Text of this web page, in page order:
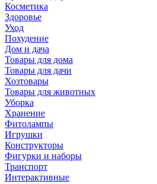
Косметика
Здоровье
Уход
Похудение
Дом и дача
Товары для дома
Товары для дачи
Хозтовары
Товары для животных
Уборка
Хранение
Фитолампы
Игрушки
Конструкторы
Фигурки и наборы
Транспорт
Интерактивные